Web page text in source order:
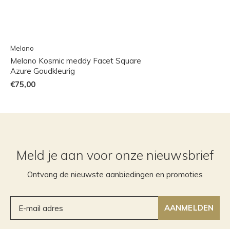
Melano
Melano Kosmic meddy Facet Square
Azure Goudkleurig
€75,00
Meld je aan voor onze nieuwsbrief
Ontvang de nieuwste aanbiedingen en promoties
AANMELDEN